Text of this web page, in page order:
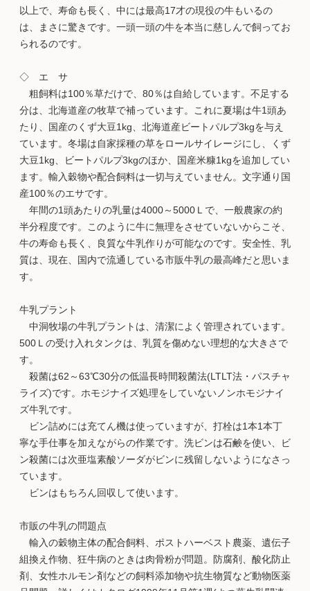
以上で、寿命も長く、中には最高17才の現役の牛もいるの
は、まさに驚きです。一頭一頭の牛を本当に慈しんで飼ってお
られるのです。
◇ エ サ
粗飼料は100％草だけで、80％は自給しています。不足する
分は、北海道産の牧草で補っています。これに夏場は牛1頭あ
たり、国産のくず大豆1kg、北海道産ビートパルプ3kgを与え
ています。冬場は自家採種の草をロールサイレージにし、くず
大豆1kg、ビートパルプ3kgのほか、国産米糠1kgを追加してい
ます。輸入穀物や配合飼料は一切与えていません。文字通り国
産100％のエサです。
年間の1頭あたりの乳量は4000～5000Ｌで、一般農家の約
半分程度です。このように牛に無理をさせていないからこそ、
牛の寿命も長く、良質な牛乳作りが可能なのです。安全性、乳
質は、現在、国内で流通している市販牛乳の最高峰だと思いま
す。
牛乳プラント
中洞牧場の牛乳プラントは、清潔によく管理されています。
500Ｌの受け入れタンクは、乳質を傷めない理想的な大きさで
す。
殺菌は62～63℃30分の低温長時間殺菌法(LTLT法・パスチャ
ライズ)です。ホモジナイズ処理をしていないノンホモジナイ
ズ牛乳です。
ビン詰めには充てん機は使っていますが、打栓は1本1本丁
寧な手仕事を加えながらの作業です。洗ビンは石鹸を使い、ビ
ン殺菌には次亜塩素酸ソーダがビンに残留しないようになさっ
ています。
ビンはもちろん回収して使います。
市販の牛乳の問題点
輸入の穀物主体の配合飼料、ポストハーベスト農薬、遺伝子
組換え作物、狂牛病のときは肉骨粉が問題。防腐剤、酸化防止
剤、女性ホルモン剤などの飼料添加物や抗生物質など動物医薬